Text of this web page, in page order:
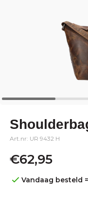
Art.nr: UR 9432 H
€62,95
Vandaag besteld